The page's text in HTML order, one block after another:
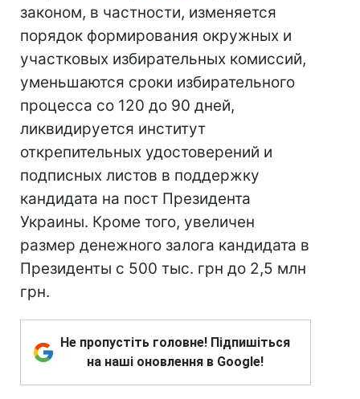
законом, в частности, изменяется
порядок формирования окружных и
участковых избирательных комиссий,
уменьшаются сроки избирательного
процесса со 120 до 90 дней,
ликвидируется институт
открепительных удостоверений и
подписных листов в поддержку
кандидата на пост Президента
Украины. Кроме того, увеличен
размер денежного залога кандидата в
Президенты с 500 тыс. грн до 2,5 млн
грн.
Не пропустіть головне! Підпишіться
на наші оновлення в Google!